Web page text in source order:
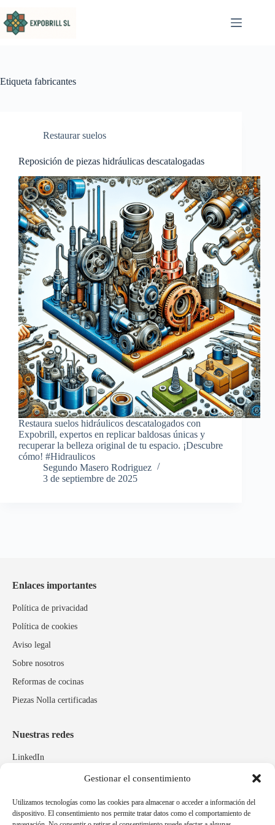
Gestionar el consentimiento
Utilizamos tecnologías como las cookies para almacenar o acceder a información del
dispositivo. El consentimiento nos permite tratar datos como el comportamiento de
Etiqueta fabricantes
Restaurar suelos
Reposición de piezas hidráulicas descatalogadas
Restaura suelos hidráulicos descatalogados con
Expobrill, expertos en replicar baldosas únicas y
recuperar la belleza original de tu espacio. ¡Descubre
cómo! #Hidraulicos
Segundo Masero Rodriguez
3 de septiembre de 2025
Enlaces importantes
Política de privacidad
Política de cookies
Aviso legal
Sobre nosotros
Reformas de cocinas
Piezas Nolla certificadas
Nuestras redes
LinkedIn